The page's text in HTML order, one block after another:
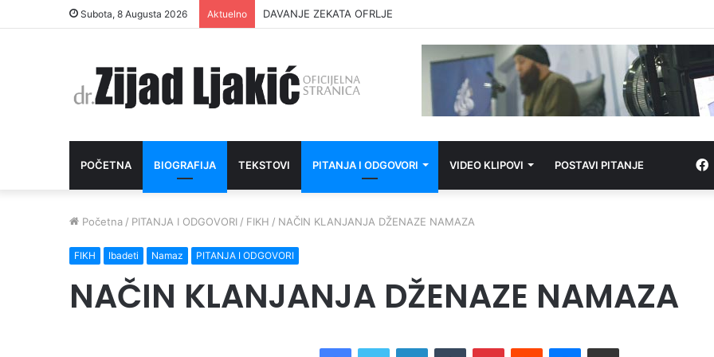
Subota, 8 Augusta 2026 Aktuelno INTIMNI ODNOS JE OPSKRBA
POČETNA BIOGRAFIJA TEKSTOVI PITANJA I ODGOVORI VIDEO KLIPOVI POSTAVI PITANJE
Početna / PITANJA I ODGOVORI / FIKH / NAČIN KLANJANJA DŽENAZE NAMAZA
FIKH Ibadeti Namaz PITANJA I ODGOVORI
NAČIN KLANJANJA DŽENAZE NAMAZA